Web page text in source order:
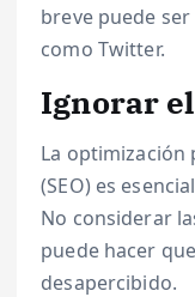
breve puede
como Twitter.
Ignorar el
La optimización
(SEO) es
No considerar
puede hacer
desapercibido.